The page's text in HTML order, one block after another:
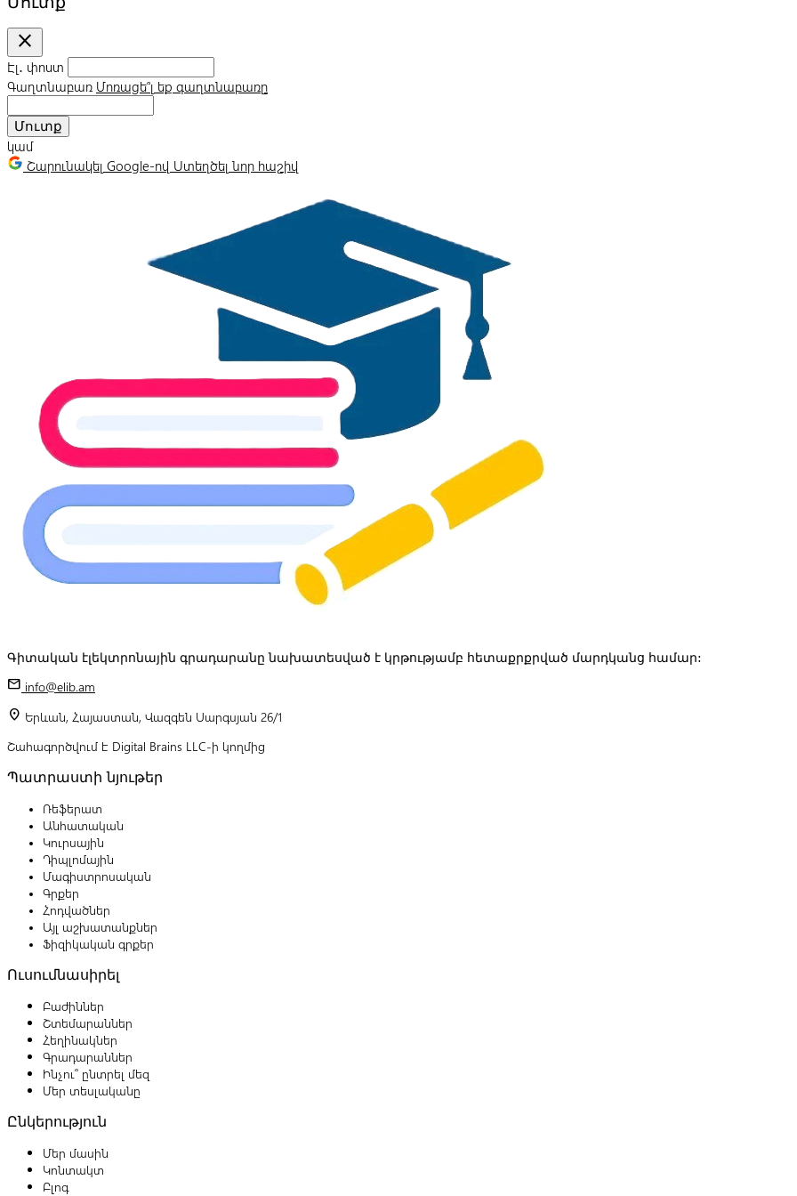
close
Էլ․ փոստ
Գաղտնաբառ Մոռացե՞լ եք գաղտնաբառը
Մուտք
կամ
Շարունակել Google-ով Ստեղծել նոր հաշիվ
Գիտական էլեկտրոնային գրադարանը նախատեսված է կրթությամբ հետաքրքրված մարդկանց համար:
mail info@elib.am
location_on Երևան, Հայաստան, Վազգեն Սարգսյան 26/1
Շահագործվում է Digital Brains LLC-ի կողմից
Պատրաստի նյութեր
Ռեֆերատ
Անհատական
Կուրսային
Դիպլոմային
Մագիստրոսական
Գրքեր
Հոդվածներ
Այլ աշխատանքներ
Ֆիզիկական գրքեր
Ուսումնասիրել
Բաժիններ
Շտեմարաններ
Հեղինակներ
Գրադարաններ
Ինչու՞ ընտրել մեզ
Մեր տեսլականը
Ընկերություն
Մեր մասին
Կոնտակտ
Բլոգ